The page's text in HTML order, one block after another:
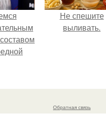
Не спешите
выливать.
Обратная связь